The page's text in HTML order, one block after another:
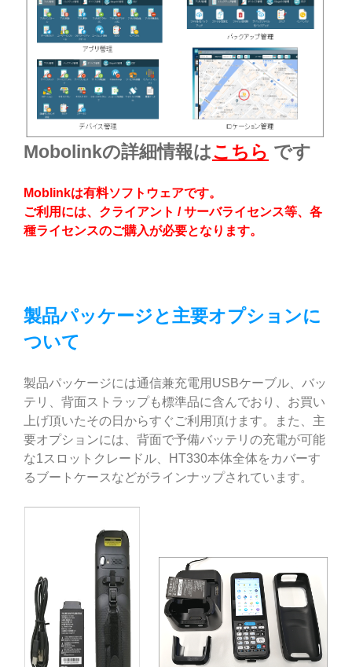
Mobolinkの詳細情報はこちら です
Moblinkは有料ソフトウェアです。
ご利用には、クライアント / サーバライセンス等、 各
種ライセンスのご購入が必要となります。
製品パッケージと主要オプションに
ついて
製品パッケージには通信兼充電用USBケーブル、バッ
テリ、背面ストラップも標準品に含んでおり、お買い
上げ頂いたその日からすぐご利用頂けます。また、主
要オプションには、背面で予備バッテリの充電が可能
な1スロットクレードル、HT330本体全体をカバーす
るブートケースなどがラインナップされています。